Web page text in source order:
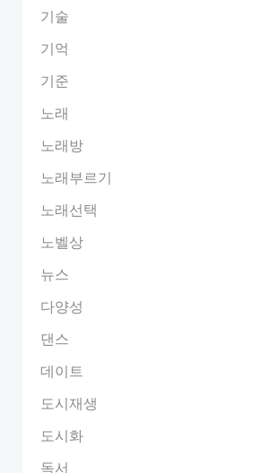
기술
기억
기준
노래
노래방
노래부르기
노래선택
노벨상
뉴스
다양성
댄스
데이트
도시재생
도시화
독서